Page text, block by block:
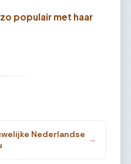
zo populair met haar
Nederlandse
→